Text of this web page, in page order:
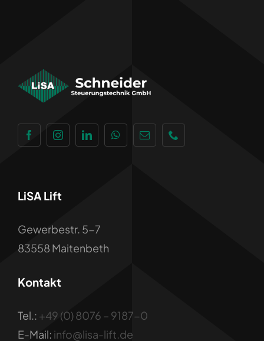
LiSA Lift
Gewerbestr. 5-7
83558 Maitenbeth
Kontakt
Tel.: +49 (0) 8076 – 9187-0
E-Mail: info@lisa-lift.de